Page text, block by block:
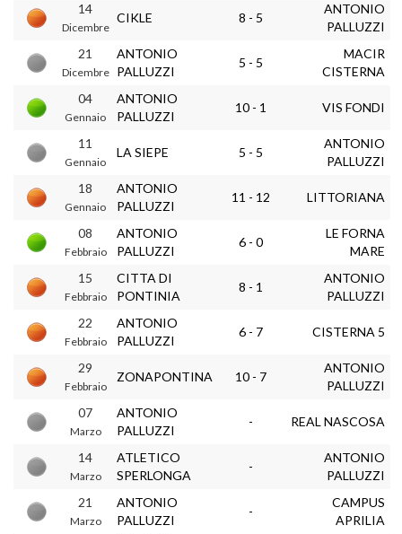
14
Dicembre
CIKLE 8 - 5
ANTONIO
PALLUZZI
21
Dicembre
ANTONIO
PALLUZZI
5 - 5
MACIR
CISTERNA
04
Gennaio
ANTONIO
PALLUZZI
10 - 1 VIS FONDI
11
Gennaio
LA SIEPE 5 - 5
ANTONIO
PALLUZZI
18
Gennaio
ANTONIO
PALLUZZI
11 - 12 LITTORIANA
08
Febbraio
ANTONIO
PALLUZZI
6 - 0
LE FORNA
MARE
15
Febbraio
CITTA DI
PONTINIA
8 - 1
ANTONIO
PALLUZZI
22
Febbraio
ANTONIO
PALLUZZI
6 - 7 CISTERNA 5
29
Febbraio
ZONAPONTINA 10 - 7
ANTONIO
PALLUZZI
07
Marzo
ANTONIO
PALLUZZI
- REAL NASCOSA
14
Marzo
ATLETICO
SPERLONGA
-
ANTONIO
PALLUZZI
21
Marzo
ANTONIO
PALLUZZI
-
CAMPUS
APRILIA